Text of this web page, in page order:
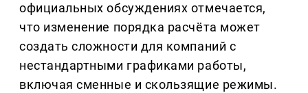
официальных обсуждениях отмечается,
что изменение порядка расчёта может
создать сложности для компаний с
нестандартными графиками работы,
включая сменные и скользящие режимы.